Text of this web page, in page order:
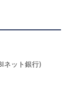
ネット銀行)